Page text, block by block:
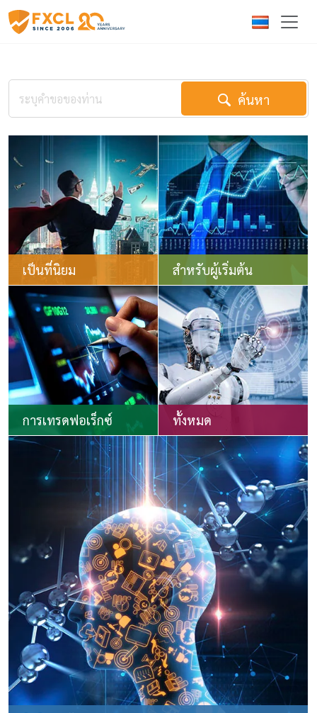
ค้นหา
เป็นที่นิยม สำหรับผู้เริ่มต้น
การเทรดฟอเร็กซ์ ทั้งหมด